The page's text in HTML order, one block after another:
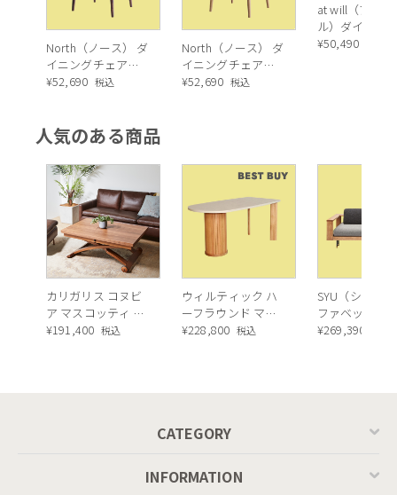
2. 自由に選べるシートと脚の組み合わせ
シートカラーは5色、スチール脚は3色の中から選べます。
ゴールド色の脚と組み合わせればどのシートでもトレンド
感のある1脚に仕上がります。新色のBKメタル色はかっこ
を同色のワントーンで合わせて頂くと、個性的でモードな
雰囲気に仕上がります。
中央 シートカラー：P276アンバー、脚カラー：P175ブ
North（ノース） ダ
イニングチェア
AC02（ウォールナ
¥52,690 税込
North（ノース） ダ
イニングチェア
AC02（オーク）
¥52,690 税込
at will（アット
ル）ダイニン
ェア
¥50,490
人気のある商品
カリガリス コヌビ
ア マスコッティ 伸
長・昇降式テーブ
¥191,400 税込
ウィルティック ハ
ーフラウンド マテ
ィエラ塗装 ダイニ
¥228,800 税込
SYU（シュウ
ファベッド（
ュラル）
¥269,390
CATEGORY
INFORMATION